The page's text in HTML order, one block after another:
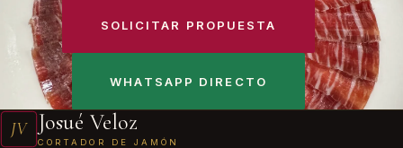
SOLICITAR PROPUESTA
WHATSAPP DIRECTO
JV Josué Veloz
CORTADOR DE JAMÓN